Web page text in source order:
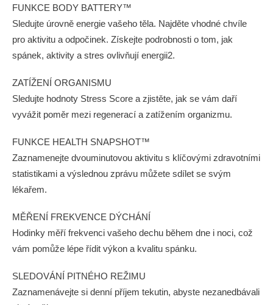
FUNKCE BODY BATTERY™
Sledujte úrovně energie vašeho těla. Najděte vhodné chvíle
pro aktivitu a odpočinek. Získejte podrobnosti o tom, jak
spánek, aktivity a stres ovlivňují energii2.
ZATÍŽENÍ ORGANISMU
Sledujte hodnoty Stress Score a zjistěte, jak se vám daří
vyvážit poměr mezi regenerací a zatížením organizmu.
FUNKCE HEALTH SNAPSHOT™
Zaznamenejte dvouminutovou aktivitu s klíčovými zdravotními
statistikami a výslednou zprávu můžete sdílet se svým
lékařem.
MĚŘENÍ FREKVENCE DÝCHÁNÍ
Hodinky měří frekvenci vašeho dechu během dne i noci, což
vám pomůže lépe řídit výkon a kvalitu spánku.
SLEDOVÁNÍ PITNÉHO REŽIMU
Zaznamenávejte si denní příjem tekutin, abyste nezanedbávali